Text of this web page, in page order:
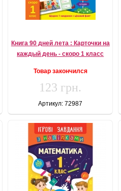
Книга 90 дней лета : Карточки на
каждый день - скоро 1 класс
Товар закончился
123 грн.
Артикул: 72987